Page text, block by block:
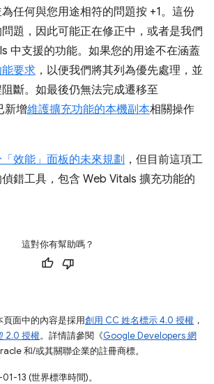
任何與您用途相符的問題按 +1。這份
題，因此可能正在修正中，或者是我們
中支援的功能。如果您的用途不在涵蓋
要求 ，以便我們將其列為優先處理，並
斷。如最後仍無法完成遷移至
新增維護擴充功能的本機副本相關操作
效能」面板的未來規劃 ，但目前這項工
錯工具，包含 Web Vitals 擴充功能的
這對你有幫助嗎？
面中的內容是採用創用 CC 姓名標示 4.0 授權 ，
2.0 授權。詳情請參閱《Google Developers 網
和/或其關聯企業的註冊商標。
13 (世界標準時間)。